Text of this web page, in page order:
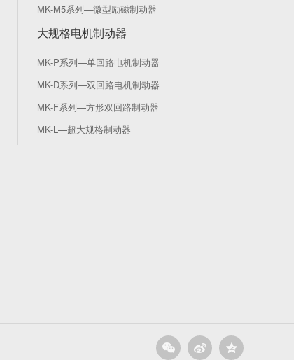
MK-M5系列—微型励磁制动器
大规格电机制动器
MK-P系列—单回路电机制动器
MK-D系列—双回路电机制动器
MK-F系列—方形双回路制动器
MK-L—超大规格制动器